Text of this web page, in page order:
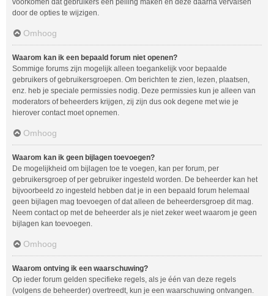
voorkomen dat gebruikers een peiling maken en deze daarna vervalsen
door de opties te wijzigen.
Omhoog
Waarom kan ik een bepaald forum niet openen?
Sommige forums zijn mogelijk alleen toegankelijk voor bepaalde
gebruikers of gebruikersgroepen. Om berichten te zien, lezen, plaatsen,
enz. heb je speciale permissies nodig. Deze permissies kun je alleen van
moderators of beheerders krijgen, zij zijn dus ook degene met wie je
hierover contact moet opnemen.
Omhoog
Waarom kan ik geen bijlagen toevoegen?
De mogelijkheid om bijlagen toe te voegen, kan per forum, per
gebruikersgroep of per gebruiker ingesteld worden. De beheerder kan het
bijvoorbeeld zo ingesteld hebben dat je in een bepaald forum helemaal
geen bijlagen mag toevoegen of dat alleen de beheerdersgroep dit mag.
Neem contact op met de beheerder als je niet zeker weet waarom je geen
bijlagen kan toevoegen.
Omhoog
Waarom ontving ik een waarschuwing?
Op ieder forum gelden specifieke regels, als je één van deze regels
(volgens de beheerder) overtreedt, kun je een waarschuwing ontvangen.